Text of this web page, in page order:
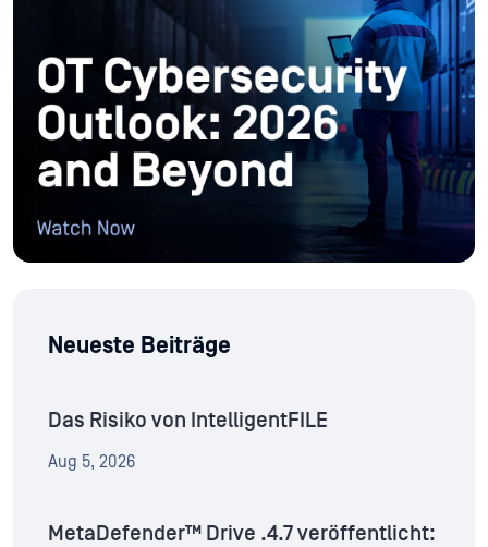
Neueste Beiträge
Das Risiko von IntelligentFILE
Aug 5, 2026
MetaDefender™ Drive .4.7 veröffentlicht: